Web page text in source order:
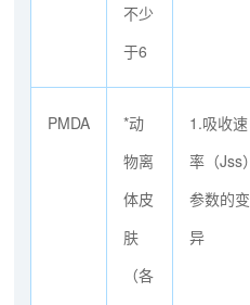
不少
于6
PMDA
*动
物离
体皮
肤
（各
1.吸收速
率（Jss）
参数的变
异